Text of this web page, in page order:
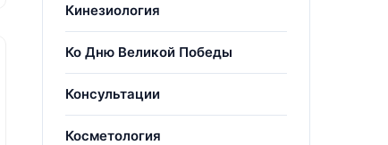
Кинезиология
Ко Дню Великой Победы
Консультации
Косметология